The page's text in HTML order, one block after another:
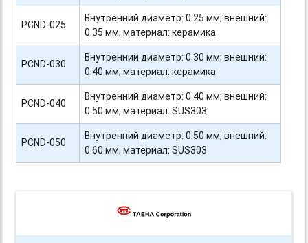
PCND-025
Внутренний диаметр: 0.25 мм; внешний:
0.35 мм; материал: керамика
PCND-030
Внутренний диаметр: 0.30 мм; внешний:
0.40 мм; материал: керамика
PCND-040
Внутренний диаметр: 0.40 мм; внешний:
0.50 мм; материал: SUS303
PCND-050
Внутренний диаметр: 0.50 мм; внешний:
0.60 мм; материал: SUS303